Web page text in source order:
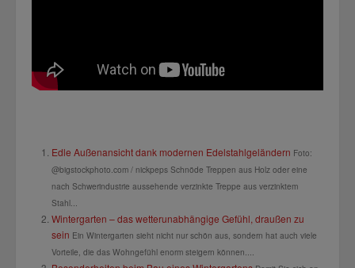
Edle Außenansicht dank modernen Edelstahlgeländern Foto:
@bigstockphoto.com / nickpeps Schnöde Treppen aus Holz oder eine
nach Schwerindustrie aussehende verzinkte Treppe aus verzinktem
Stahl...
Wintergarten – das wetterunabhängige Gefühl, draußen zu
sein Ein Wintergarten sieht nicht nur schön aus, sondern hat auch viele
Vorteile, die das Wohngefühl enorm steigern können....